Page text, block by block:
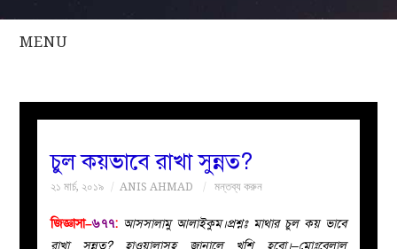
MENU
সকল
বয়ান
নারীদের
চুল কয়ভাবে রাখা সুন্নত?
২১ মার্চ, ২০১৯ ANIS AHMAD মন্তব্য করুন
জিজ্ঞাসা–৬৭৭: আসসালামু আলাইকুম।প্রশ্নঃ মাথার চুল কয় ভাবে
রাখা সুন্নত? হাওয়ালাসহ জানালে খুশি হবো।–মোঃবেলাল